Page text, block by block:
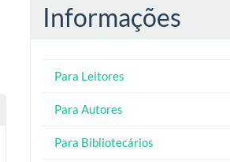
Informações
Para Leitores
Para Autores
Para Bibliotecários